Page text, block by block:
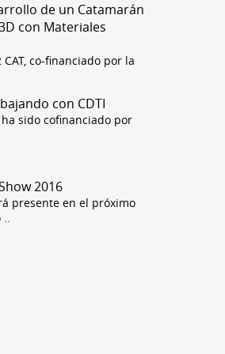
de un Catamarán
con Materiales
CAT, co-financiado por la
con CDTI
sido cofinanciado por
2016
presente en el próximo